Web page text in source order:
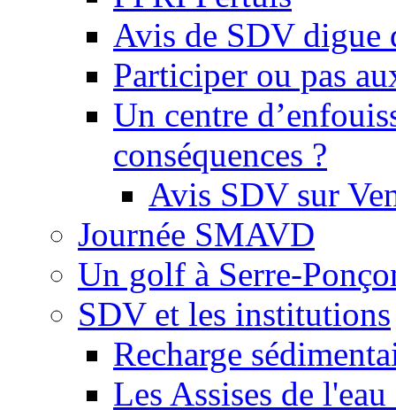
Avis de SDV digue
Participer ou pas
Un centre
conséquences ?
Avis SDV sur
Journée SMAVD
Un golf à Serre-
SDV et les institutions
Recharge
Les Assises de